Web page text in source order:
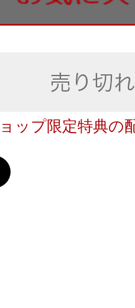
ップ限定特典の